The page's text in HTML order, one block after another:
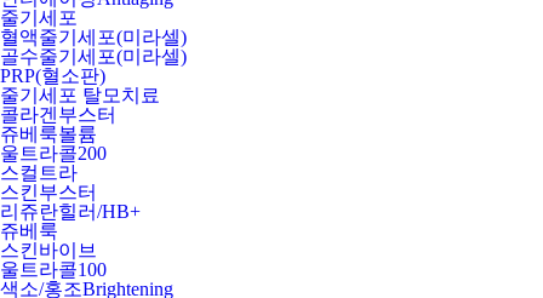
줄기세포
혈액줄기세포(미라셀)
골수줄기세포(미라셀)
PRP(혈소판)
줄기세포 탈모치료
콜라겐부스터
쥬베룩볼륨
울트라콜200
스컬트라
스킨부스터
리쥬란힐러/HB+
쥬베룩
스킨바이브
울트라콜100
색소/홍조Brightening